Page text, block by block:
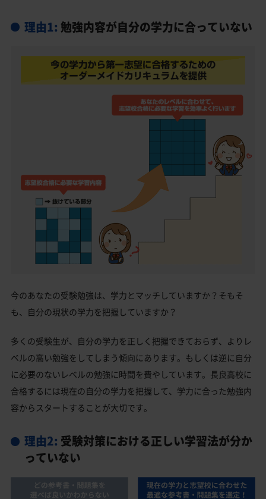
理由1: 勉強内容が自分の学力に合っていない
今のあなたの受験勉強は、学力とマッチしていますか？そもそ
も、自分の現状の学力を把握していますか？
多くの受験生が、自分の学力を正しく把握できておらず、よりレ
ベルの高い勉強をしてしまう傾向にあります。もしくは逆に自分
に必要のないレベルの勉強に時間を費やしています。長良高校に
合格するには現在の自分の学力を把握して、学力に合った勉強内
容からスタートすることが大切です。
理由2: 受験対策における正しい学習法が分か
っていない